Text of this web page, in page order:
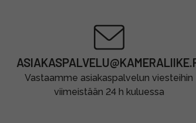
Vastaamme asiakaspalvelun viesteihin
viimeistään 24 h kuluessa